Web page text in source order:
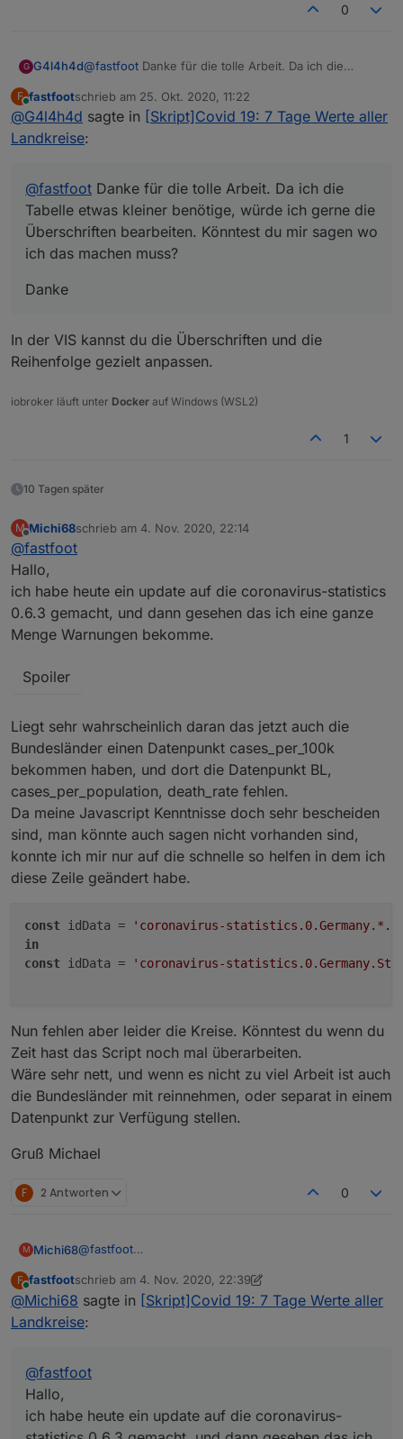
0
G G4l4h4d@fastfoot Danke für die tolle Arbeit. Da ich die
Überschriften bearbeiten. Könntest du mir sagen wo
ich das machen muss?
Danke
F
Online
fastfootschrieb am 25. Okt. 2020, 11:22
zuletzt editiert von
@G4l4h4d sagte in [Skript]Covid 19: 7 Tage Werte aller
Landkreise:
@fastfoot Danke für die tolle Arbeit. Da ich die
Tabelle etwas kleiner benötige, würde ich gerne die
Überschriften bearbeiten. Könntest du mir sagen wo
ich das machen muss?
Danke
In der VIS kannst du die Überschriften und die
Reihenfolge gezielt anpassen.
iobroker läuft unter Docker auf Windows (WSL2)
1
10 Tagen später
M
Offline
Michi68schrieb am 4. Nov. 2020, 22:14
zuletzt editiert von
@fastfoot
Hallo,
ich habe heute ein update auf die coronavirus-statistics
0.6.3 gemacht, und dann gesehen das ich eine ganze
Menge Warnungen bekomme.
Spoiler
Liegt sehr wahrscheinlich daran das jetzt auch die
Bundesländer einen Datenpunkt cases_per_100k
bekommen haben, und dort die Datenpunkt BL,
cases_per_population, death_rate fehlen.
Da meine Javascript Kenntnisse doch sehr bescheiden
sind, man könnte auch sagen nicht vorhanden sind,
konnte ich mir nur auf die schnelle so helfen in dem ich
diese Zeile geändert habe.
const idData =
'coronavirus-
in
const idData = 'coronavirus-
Nun fehlen aber leider die Kreise. Könntest du wenn du
Zeit hast das Script noch mal überarbeiten.
Wäre sehr nett, und wenn es nicht zu viel Arbeit ist auch
die Bundesländer mit reinnehmen, oder separat in einem
Datenpunkt zur Verfügung stellen.
Gruß Michael
F 2 Antworten 0
M Michi68@fastfoot
ich habe heute ein update auf die coronavirus-
statistics 0.6.3 gemacht, und dann gesehen das ich
eine ganze Menge Warnungen bekomme.
Spoiler
Bundesländer einen Datenpunkt cases_per_100k
Da meine Javascript Kenntnisse doch sehr
const idData = 'coronavirus-
du Zeit hast das Script noch mal überarbeiten.
F
Online
fastfootschrieb am 4. Nov. 2020, 22:39
zuletzt editiert von fastfoot11. Mai 2020, 00:43
@Michi68 sagte in [Skript]Covid 19: 7 Tage Werte aller
Landkreise:
@fastfoot
Hallo,
ich habe heute ein update auf die coronavirus-